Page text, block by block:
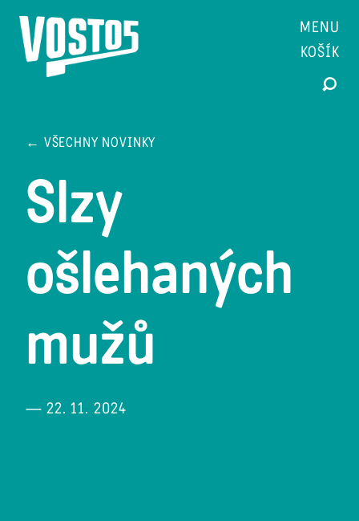
MENU
KOŠÍK
← VŠECHNY NOVINKY
Slzy
ošlehaných
mužů
— 22. 11. 2024